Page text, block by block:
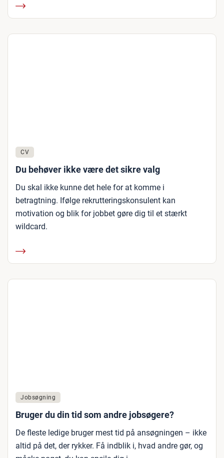
CV
Du behøver ikke være det sikre valg
Du skal ikke kunne det hele for at komme i
betragtning. Ifølge rekrutteringskonsulent kan
motivation og blik for jobbet gøre dig til et stærkt
wildcard.
Jobsøgning
Bruger du din tid som andre jobsøgere?
De fleste ledige bruger mest tid på ansøgningen – ikke
altid på det, der rykker. Få indblik i, hvad andre gør, og